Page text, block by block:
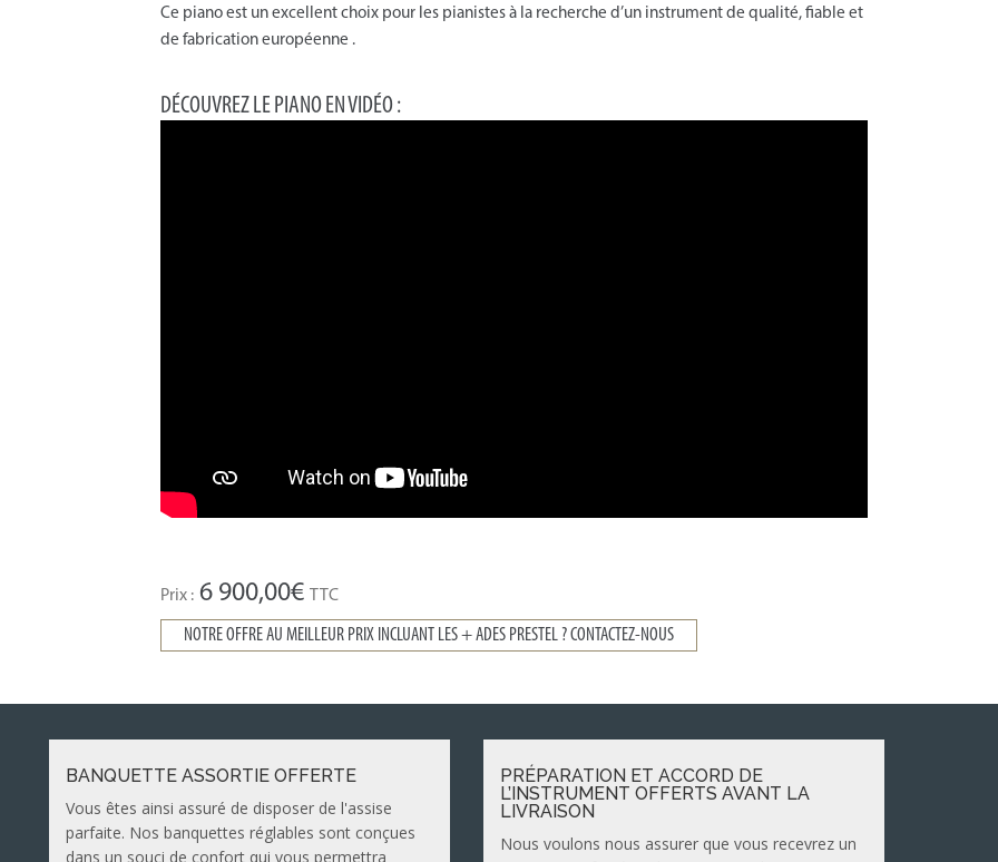
Ce piano est un excellent choix pour les pianistes à la recherche d’un instrument de qualité, fiable et
de fabrication européenne .
DÉCOUVREZ LE PIANO EN VIDÉO :
Prix : 6 900,00€ TTC
NOTRE OFFRE AU MEILLEUR PRIX INCLUANT LES + ADES PRESTEL ? CONTACTEZ-NOUS
BANQUETTE ASSORTIE OFFERTE
Vous êtes ainsi assuré de disposer de l'assise
parfaite. Nos banquettes réglables sont conçues
dans un souci de confort qui vous permettra
PRÉPARATION ET ACCORD DE
L’INSTRUMENT OFFERTS AVANT LA
LIVRAISON
Nous voulons nous assurer que vous recevrez un